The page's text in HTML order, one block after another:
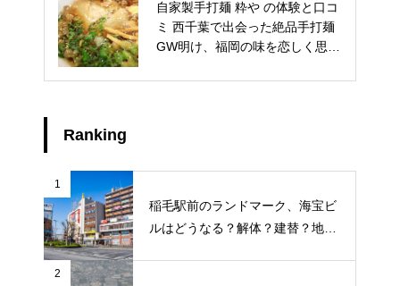
自家製手打麺 粋や の体験と口コ
ミ 西千葉で出会った絶品手打麺
GW明け、福岡の味を恋しく思い
稲毛浅間神社の厄除け・八方除
けが人気を集める3つの理由と、
スムーズな参拝のための情報
Ranking
1
稲毛駅前のランドマーク、海宝ビ
ルはどうなる？解体？建替？地元
2